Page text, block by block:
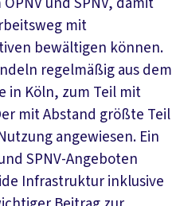
mit
bewältigen können.
regelmäßig aus dem
in Köln, zum Teil mit
mit Abstand größte Teil
angewiesen. Ein
SPNV-Angeboten
Infrastruktur inklusive